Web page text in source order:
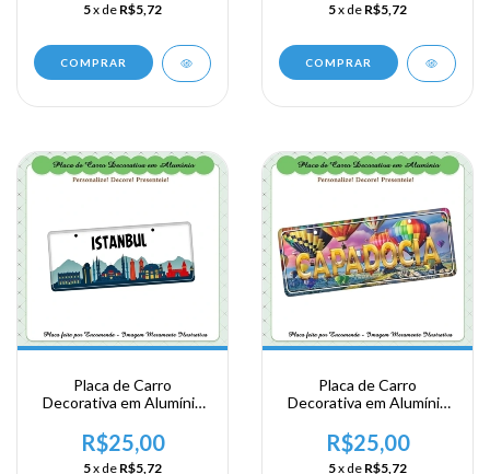
5x de R$5,72
COMPRAR
5x de R$5,72
COMPRAR
Placa de Carro
Decorativa em Alumínio
Viagem aTurquia
R$25,00
5x de R$5,72
Placa de Carro
Decorativa em Alumínio
Viagem a Capadocia
naTurquia
R$25,00
5x de R$5,72